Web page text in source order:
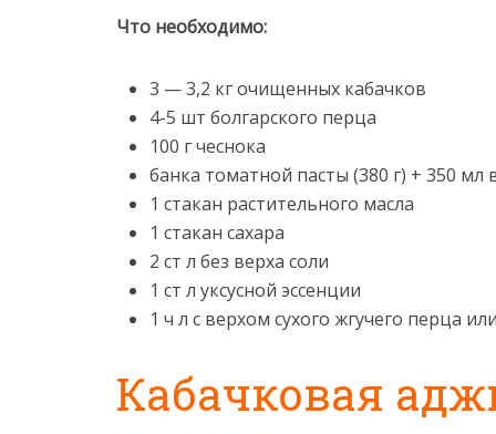
Что необходимо:
3 — 3,2 кг очищенных кабачков
4-5 шт болгарского перца
100 г чеснока
банка томатной пасты (380 г) + 350 мл
1 стакан растительного масла
1 стакан сахара
2 ст л без верха соли
1 ст л уксусной эссенции
1 ч л с верхом сухого жгучего перца
Кабачковая